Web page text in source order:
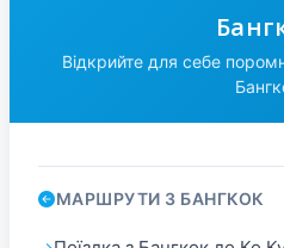
Відкрийте для себе
МАРШРУТИ З БАНГКОК